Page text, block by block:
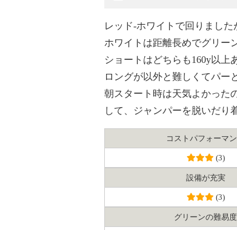
レッド-ホワイトで回りまし
ホワイトは距離長めでグリー
ショートはどちらも160y以上
ロングが以外と難しくてパー
朝スタート時は天気よかった
して、ジャンパーを脱いだり
コスト パフォーマ
(3)
設備が充実
(3)
グリーンの難易度